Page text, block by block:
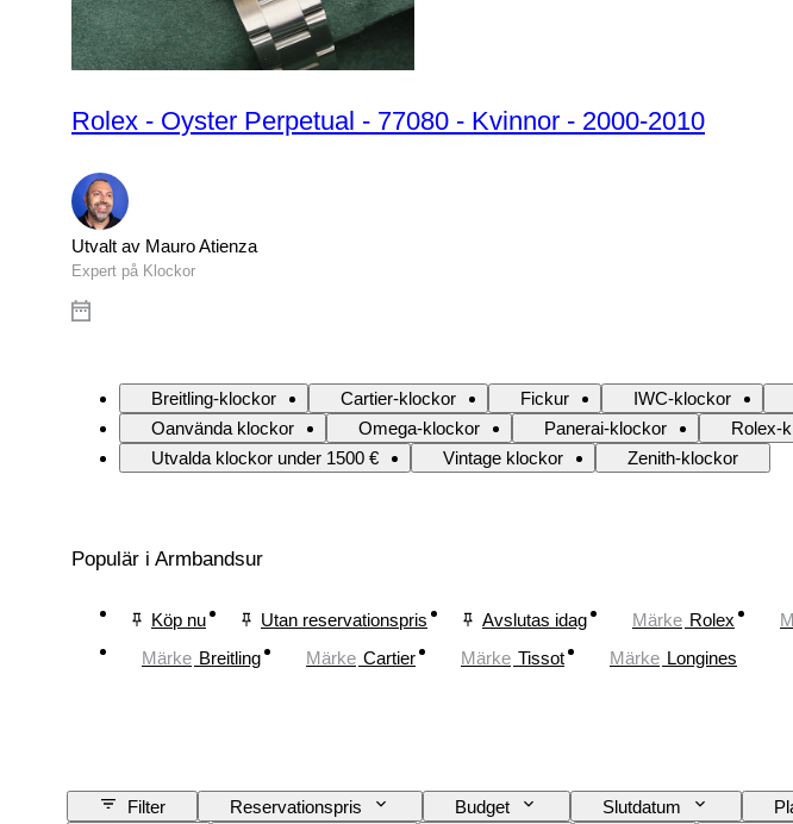
Rolex - Oyster Perpetual - 77080 - Kvinnor - 2000-2010
Utvalt av Mauro Atienza
Expert på Klockor
Breitling-klockor Cartier-klockor Fickur IWC-klockor
Oanvända klockor
Omega-klockor Panerai-klockor Rolex-
Utvalda klockor under 1500 €
Vintage klockor Zenith-klockor
Populär i Armbandsur
Köp nu Utan reservationspris Avslutas idag Märke Rolex
Märke Breitling Märke Cartier Märke Tissot Märke Longines
Filter Reservationspris Budget Slutdatum